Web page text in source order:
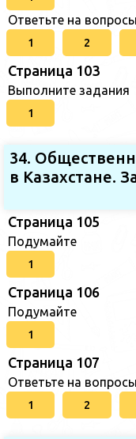
Ответьте на вопросы
1 2
Страница 103
Выполните задания
1
34.
в Казахстане.
Страница 105
Подумайте
1
Страница 106
Подумайте
1
Страница 107
Ответьте на вопросы
1 2